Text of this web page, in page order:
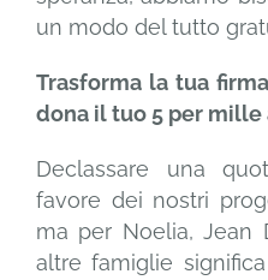
un modo del tutto
Trasforma la tua
dona il tuo 5 per mille
Declassare una
favore dei nostri
ma per Noelia, Jean
altre famiglie